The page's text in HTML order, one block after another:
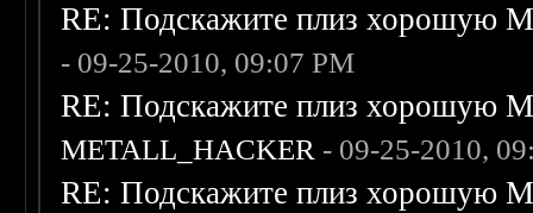
RE: Подскажите плиз хорошую
- 09-25-2010, 09:07 PM
RE: Подскажите плиз хорошую
METALL_HACKER - 09-25-2010,
RE: Подскажите плиз хорошую